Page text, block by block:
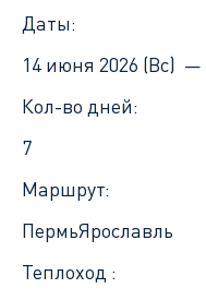
Даты:
14 июня 2026 (Вс) —
Кол-во дней:
7
Маршрут:
ПермьЯрославль
Теплоход :